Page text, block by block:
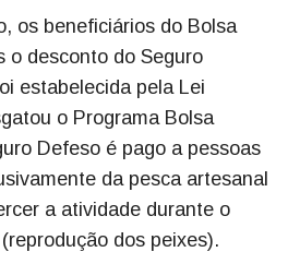
os beneficiários do Bolsa
o desconto do Seguro
estabelecida pela Lei
o Programa Bolsa
Defeso é pago a pessoas
da pesca artesanal
a atividade durante o
dos peixes).